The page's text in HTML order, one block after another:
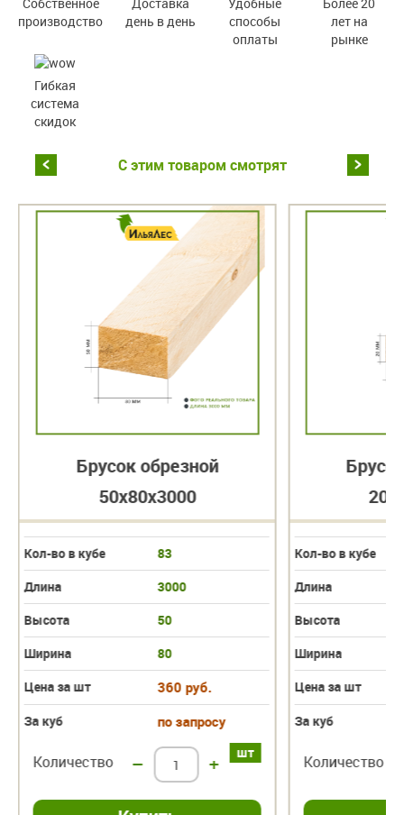
производство
день в день
способы
оплаты
лет на
рынке
Гибкая
система
скидок
С этим товаром смотрят
Брусок обрезной
50х80х3000
Кол-во в кубе
83
Длина
3000
Высота
50
Ширина
80
Цена за шт
360 руб.
За куб по запросу
шт
Количество – +
Кол-во в кубе
Длина
Высота
Ширина
Цена за шт
За куб
Количество